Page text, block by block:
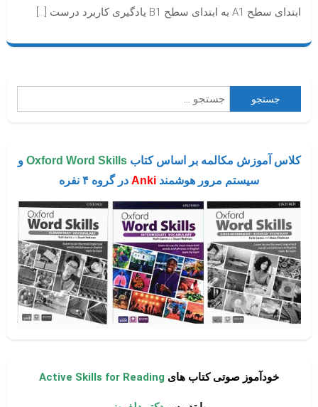
کتاب
(حضوری
ابتدای سطح A1 به ابتدای سطح B1 یادگیری کاربرد درست […]
برای:
کلاس آموزش مکالمه بر اساس کتابOxford Word Skills و
سیستم مرور هوشمند Anki در گروه ۴ نفره
خودآموز صوتی کتاب های Active Skills for Reading